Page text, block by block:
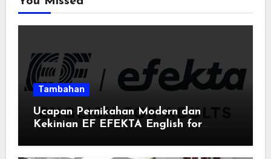
Tambahan
Ucapan Pernikahan Modern dan
Kekinian EF EFEKTA English for
Momen Spesial Semakin Berarti